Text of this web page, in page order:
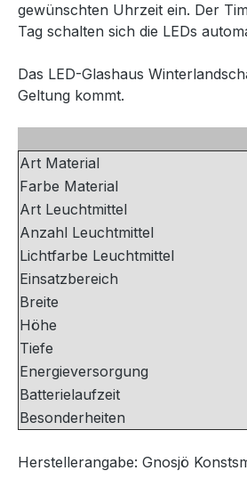
gewünschten Uhrzeit ein. Der
Tag schalten sich die LEDs
Das LED-Glashaus
Geltung kommt.
Art Material
Farbe Material
Art Leuchtmittel
Anzahl Leuchtmittel
Lichtfarbe Leuchtmittel
Einsatzbereich
Breite
Höhe
Tiefe
Energieversorgung
Batterielaufzeit
Besonderheiten
Herstellerangabe: Gnosjö